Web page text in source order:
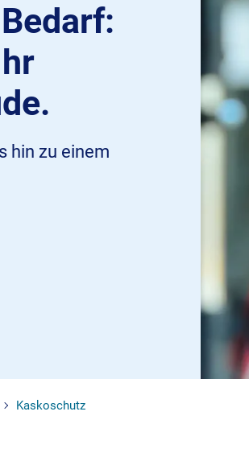
hin zu einem
Kaskoschutz